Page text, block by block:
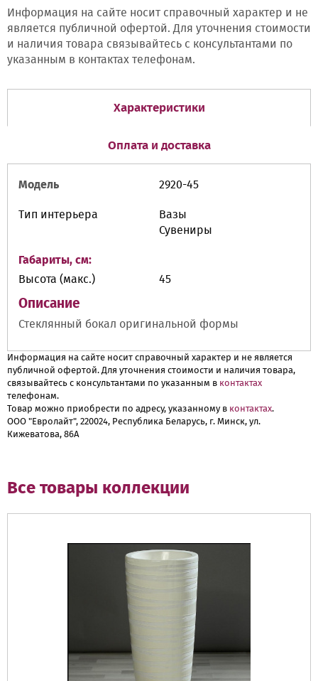
Информация на сайте носит справочный характер и не
является публичной офертой. Для уточнения стоимости
и наличия товара связывайтесь с консультантами по
указанным в контактах телефонам.
Характеристики
Оплата и доставка
Модель 2920-45
Тип интерьера
Вазы
Сувениры
Габариты, см:
Высота (макс.)
45
Описание
Стеклянный бокал оригинальной формы
Информация на сайте носит справочный характер и не является
публичной офертой. Для уточнения стоимости и наличия товара,
связывайтесь с консультантами по указанным в контактах
телефонам.
Товар можно приобрести по адресу, указанному в контактах.
ООО "Евролайт", 220024, Республика Беларусь, г. Минск, ул.
Кижеватова, 86А
Все товары коллекции